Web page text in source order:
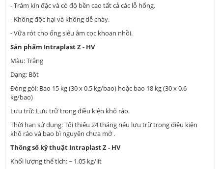
- Trám kín đặc và có độ bền cao tất cả các lỗ hổng.
- Không độc hại và không dễ cháy.
- Vữa rót cho ống siêu âm cọc khoan nhồi.
Sản phẩm Intraplast Z - HV
Màu: Trắng
Dạng: Bột
Đóng gói: Bao 15 kg (30 x 0.5 kg/bao) hoặc bao 18 kg (30 x 0.6
kg/bao)
Lưu trữ: Lưu trữ trong điều kiện khô ráo.
Thời hạn sử dụng: Tối thiểu 24 tháng nếu lưu trữ trong điều kiện
khô ráo và bao bì nguyên chưa mở .
Thông số kỹ thuật Intraplast Z - HV
Khối lượng thể tích: ~ 1.05 kg/lít